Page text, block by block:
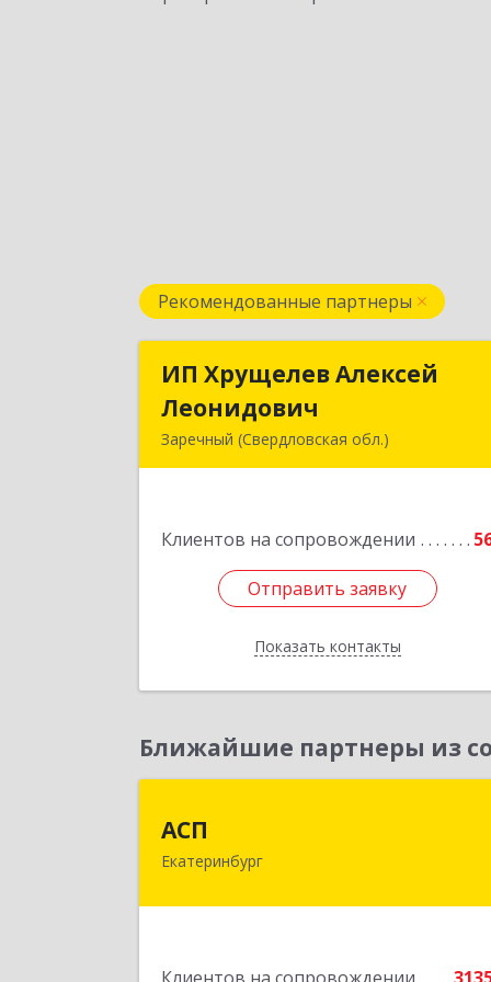
Рекомендованные партнеры
ИП Хрущелев Алексей
Леонидович
Заречный (Свердловская обл.)
Клиентов на сопровождении
Отправить заявку
Показать контакты
ИП Хрущелев Алексей
Отправить заявку
Назад
Ближайшие партнеры из
АСП
Екатеринбург
Подробнее